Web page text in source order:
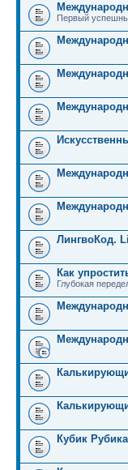
Первый
ЛингвоКод.
Как
Глубокая
Кубик